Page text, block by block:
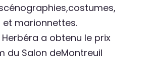
et marionnettes.
a obtenu le prix
du Salon deMontreuil